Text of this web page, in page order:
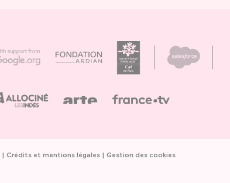
Crédits et mentions légales Gestion des cookies